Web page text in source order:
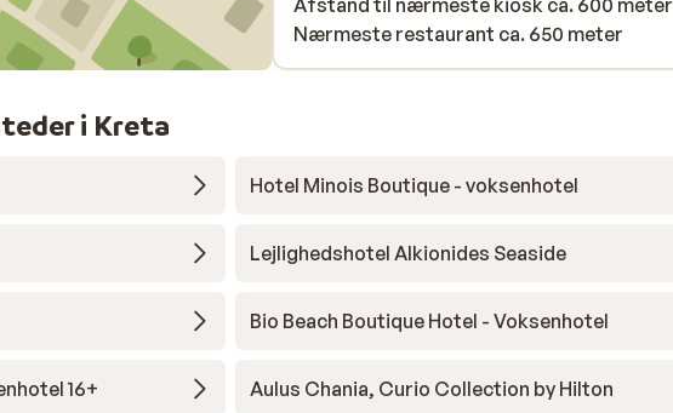
Afstand til nærmeste kiosk ca. 600 meter
Nærmeste restaurant ca. 650 meter
i Kreta
Hotel Minois Boutique - voksenhotel
Lejlighedshotel Alkionides Seaside
Bio Beach Boutique Hotel - Voksenhotel
16+ Aulus Chania, Curio Collection by Hilton